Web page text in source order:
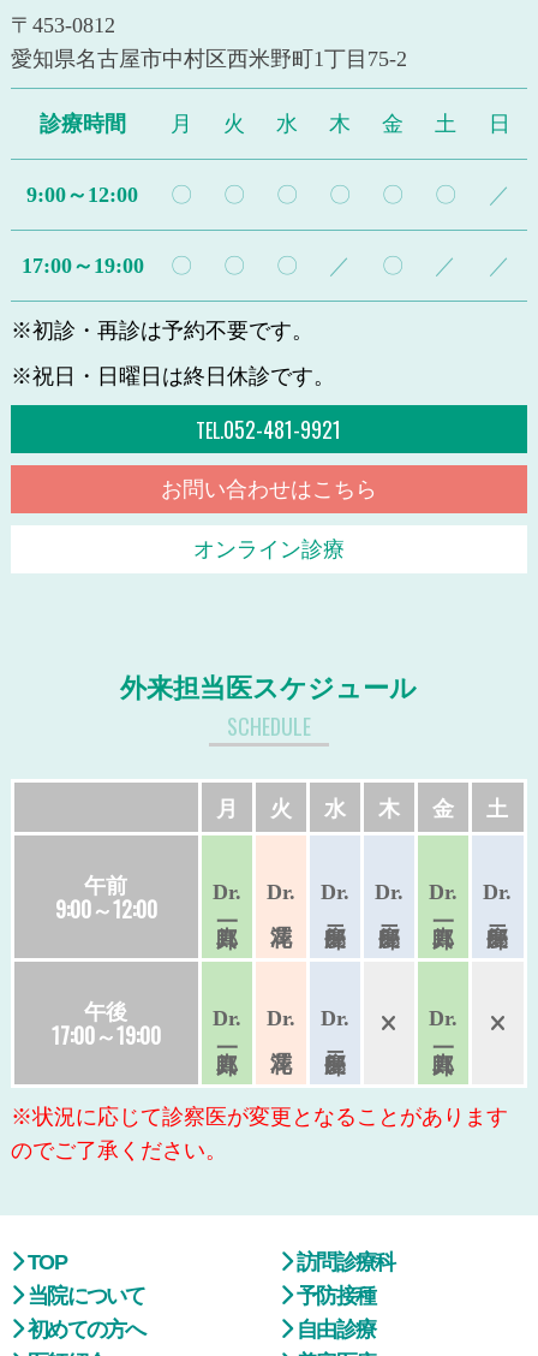
〒453-0812
愛知県名古屋市中村区西米野町1丁目75-2
診療時間 月 火 水 木 金 土 日
9:00～12:00 〇 〇 〇 〇 〇 〇 ／
17:00～19:00 〇 〇 〇 ／ 〇 ／ ／
※初診・再診は予約不要です。
※祝日・日曜日は終日休診です。
TEL.052-481-9921
お問い合わせはこちら
オンライン診療
外来担当医スケジュール
SCHEDULE
月 火 水 木 金 土
午前
9:00～12:00
Dr. Dr. Dr. Dr. Dr. Dr.
午後
17:00～19:00
Dr. Dr. Dr. Dr.
※状況に応じて診察医が変更となることがあります
のでご了承ください。
TOP
当院について
初めての方へ
訪問診療科
予防接種
自由診療